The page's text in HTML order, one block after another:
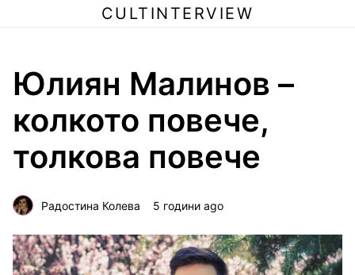
CULTINTERVIEW
Юлиян Малинов –
колкото повече,
толкова повече
Радостина Колева 5 години ago